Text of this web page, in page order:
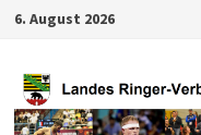
Zum
springen
6. August 2026